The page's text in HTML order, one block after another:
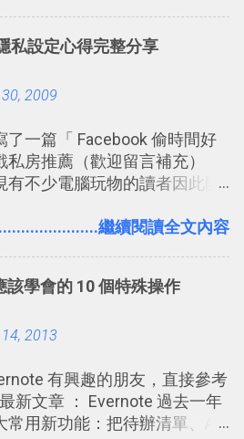
？我的 Trello GTD 方法範例看
有一項很實用的設定是新增
是可以 事先審查 朋友「標籤
容，決定要不要讓其他朋友看
的訊息中，或是想把你標籤在
裡，現在你都多了一個「事先
機制，可以決定這些你被標籤
從而禁止可能的祕密被你其他
私設定心得完整分享
2009
了一篇「 Facebook 偷時間好
私房推薦（歡迎留言補充）
有不少電腦玩物的讀者因此開
確 實是目前最好的社群、社
友聯繫： 例如你可以看到朋友
中？或者有哪些朋友正熱衷於
使用你的個人資料而達到這種
？則是很多人感到疑慮的部
惡意程式有可能利用的部份 。
繼續閱讀全文內容
學會的 10 個特殊操作
2013
有興趣的朋友，直接參考
新文章 ： Evernote 過去一年
常用新功能：把待辦清單、AI